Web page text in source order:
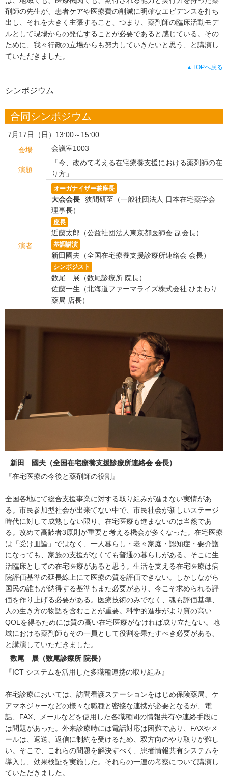
剤師の先生が、患者ケアや医療費の削減に明確なエビデンスを打ち
出し、それを大きく主張すること、つまり、薬剤師の臨床活動モデ
ルとして現場からの発信することが必要であると感じている。その
ために、我々行政の立場からも努力していきたいと思う、と講演し
ていただきました。
▲TOPへ戻る
シンポジウム
合同シンポジウム
7月17日（日）13:00～15:00
会場
会議室1003
演題
「今、改めて考える在宅療養支援における薬剤師の在
り方」
演者
オーガナイザー兼座長
大会会長
狭間研至（一般社団法人 日本在宅薬学会
理事長）
座長
近藤太郎（公益社団法人東京都医師会 副会長）
基調講演
新田國夫（全国在宅療養支援診療所連絡会 会長）
シンポジスト
数尾 展（数尾診療所 院長）
佐藤一生（北海道ファーマライズ株式会社 ひまわり
薬局 店長）
新田 國夫（全国在宅療養支援診療所連絡会 会長）
『在宅医療の今後と薬剤師の役割』
全国各地にて総合支援事業に対する取り組みが進まない実情があ
る。市民参加型社会が出来てない中で、市民社会が新しいステージ
時代に対して成熟しない限り、在宅医療も進まないのは当然であ
る。改めて高齢者3原則が重要と考える機会が多くなった。在宅医療
は「受け皿論」ではなく、一人暮らし・老々家庭・認知症・要介護
になっても、家族の支援がなくても普通の暮らしがある。そこに生
活臨床としての在宅医療があると思う。生活を支える在宅医療は病
院評価基準の延長線上にて医療の質を評価できない。しかしながら
国民の誰もが納得する基準もまた必要があり、今こそ求められる評
価を作り上げる必要がある。医療技術のみでなく、魂も評価基準、
人の生き方の物語を含むことが重要。科学的進歩がより質の高い
QOLを得るためには質の高い在宅医療がなければ成り立たない。地
域における薬剤師もその一員として役割を果たすべき必要がある、
と講演していただきました。
数尾 展（数尾診療所 院長）
『ICT システムを活用した多職種連携の取り組み』
在宅診療においては、訪問看護ステーションをはじめ保険薬局、ケ
アマネジャーなどの様々な職種と密接な連携が必要となるが、電
話、FAX、メールなどを使用した各職種間の情報共有や連絡手段に
は問題があった。外来診療時には電話対応は困難であり、FAXやメ
ールは、返送、返信に制約を受けるため、双方向のやり取りが難し
い。そこで、これらの問題を解決すべく、患者情報共有システムを
導入し、効果検証を実施した。それらの一連の考察について講演し
ていただきました。